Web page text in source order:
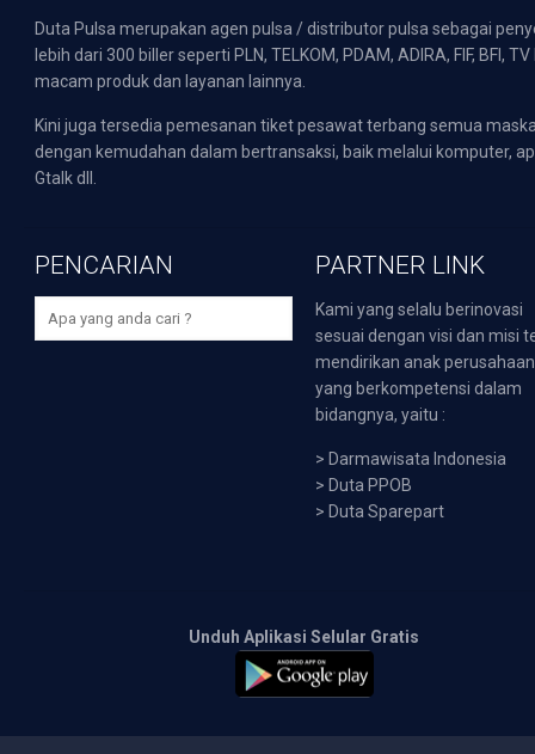
Duta Pulsa merupakan agen pulsa / distributor pulsa sebagai
lebih dari 300 biller seperti PLN, TELKOM, PDAM, ADIRA, FIF,
macam produk dan layanan lainnya.
Kini juga tersedia pemesanan tiket pesawat terbang semua
dengan kemudahan dalam bertransaksi, baik melalui komputer,
Gtalk dll.
PENCARIAN PARTNER LINK
Kami yang selalu berinovasi
sesuai dengan visi dan misi
mendirikan anak perusahaan
yang berkompetensi dalam
bidangnya, yaitu :
> Darmawisata Indonesia
> Duta PPOB
> Duta Sparepart
Unduh Aplikasi Selular Gratis